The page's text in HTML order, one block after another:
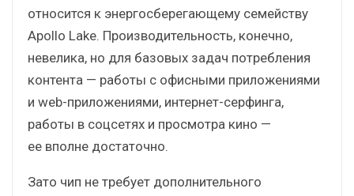
относится к энергосберегающему семейству
Apollo Lake. Производительность, конечно,
невелика, но для базовых задач потребления
контента — работы с офисными приложениями
и web-приложениями, интернет-серфинга,
работы в соцсетях и просмотра кино —
ее вполне достаточно.
Зато чип не требует дополнительного